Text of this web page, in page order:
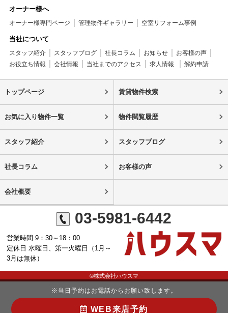
オーナー様へ
オーナー様専門ページ 管理物件ギャラリー 空室リフォーム事例
当社について
スタッフ紹介 スタッフブログ 社長コラム お知らせ
お客様の声
お役立ち情報
会社情報 当社までのアクセス 求人情報 解約申請
トップページ 賃貸物件検索
お気に入り物件一覧 物件閲覧履歴
スタッフ紹介 スタッフブログ
社長コラム お客様の声
会社概要
03-5981-6442
営業時間 9：30～18：00
定休日 水曜日、第一火曜日（1月～
3月は無休）
©株式会社ハウスマ
※当日予約はお電話からお願い致します。
WEB来店予約